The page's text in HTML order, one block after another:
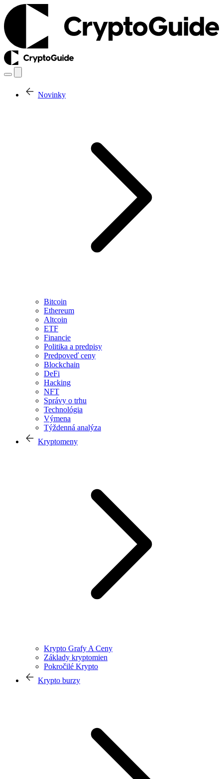
Novinky
Bitcoin
Ethereum
Altcoin
ETF
Financie
Politika a predpisy
Predpoveď ceny
Blockchain
DeFi
Hacking
NFT
Správy o trhu
Technológia
Výmena
Týždenná analýza
Kryptomeny
Krypto Grafy A Ceny
Základy kryptomien
Pokročilé Krypto
Krypto burzy